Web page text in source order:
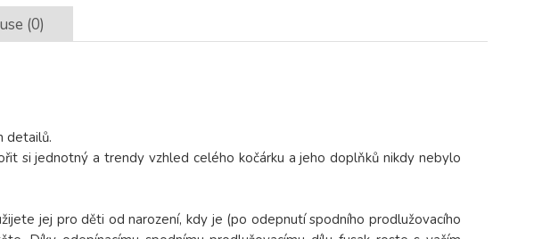
(0)
detailů.
si jednotný a trendy vzhled celého kočárku a jeho doplňků nikdy nebylo
jej pro děti od narození, kdy je (po odepnutí spodního prodlužovacího